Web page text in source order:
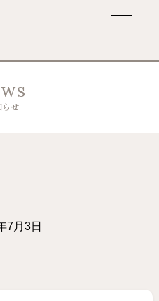
らせ
7月3日